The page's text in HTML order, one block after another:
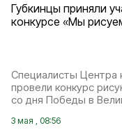
Губкинцы приняли
конкурсе «Мы
Специалисты Центра
провели конкурс
со дня Победы в
3 мая , 08:56